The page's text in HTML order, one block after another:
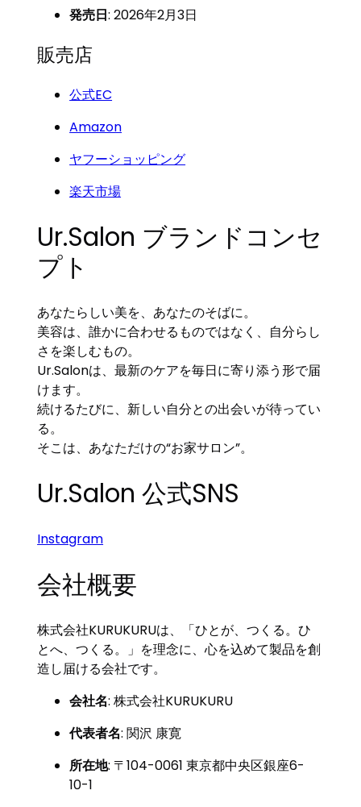
発売日: 2026年2月3日
販売店
公式EC
Amazon
ヤフーショッピング
楽天市場
Ur.Salon ブランドコンセ
プト
あなたらしい美を、あなたのそばに。
美容は、誰かに合わせるものではなく、自分らし
さを楽しむもの。
Ur.Salonは、最新のケアを毎日に寄り添う形で届
けます。
続けるたびに、新しい自分との出会いが待ってい
る。
そこは、あなただけの“お家サロン”。
Ur.Salon 公式SNS
Instagram
会社概要
株式会社KURUKURUは、「ひとが、つくる。ひ
とへ、つくる。」を理念に、心を込めて製品を創
造し届ける会社です。
会社名: 株式会社KURUKURU
代表者名: 関沢 康寛
所在地: 〒104-0061 東京都中央区銀座6-
10-1